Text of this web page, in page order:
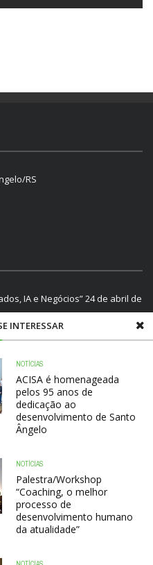
INTERESSAR
NOTÍCIAS
ACISA é homenageada
pelos 95 anos de
dedicação ao
desenvolvimento de Santo
Ângelo
NOTÍCIAS
Palestra/Workshop
“Coaching, o melhor
processo de
desenvolvimento humano
da atualidade”
RS
IA e Negócios”24 de abril de
André Neutz da Silveira,
Fenamilho Internacional20 de
E RIO GRANDE DO SUL /
a gestão 2026–2028 em Santo
28 será nesta quarta-feira